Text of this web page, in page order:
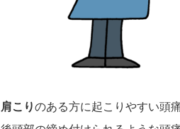
肩こりのある方に起こりやすい頭